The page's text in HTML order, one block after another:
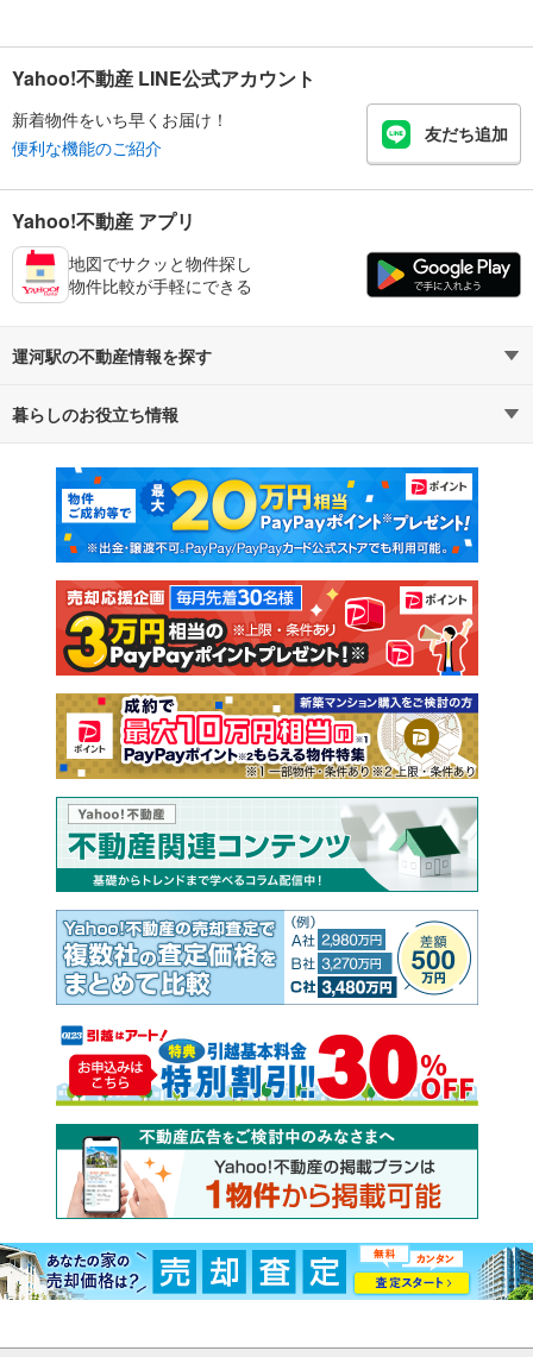
Yahoo!不動産 LINE公式アカウント
新着物件をいち早くお届け！
便利な機能のご紹介
友だち追加
Yahoo!不動産 アプリ
地図でサクッと物件探し
物件比較が手軽にできる
運河駅の不動産情報を探す
不動産・住宅
新築マンション 中古マンション
新築一戸建て 中古一戸建て
注文住宅 土地
売却査定
暮らしのお役立ち情報
マンションカタログ 教えて！住まいの先生